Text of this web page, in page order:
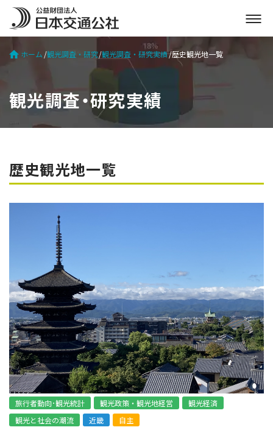
メ
ニ
ー
ホーム 観光調査・研究 観光調査・研究実績 歴史観光地一覧
観光調査・研究実績
歴史観光地一覧
旅行者動向･観光統計 観光政策・観光地経営
観光経済
観光と社会の潮流
近畿 自主